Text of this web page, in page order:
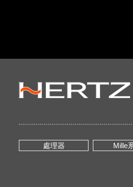
處理器 Mille